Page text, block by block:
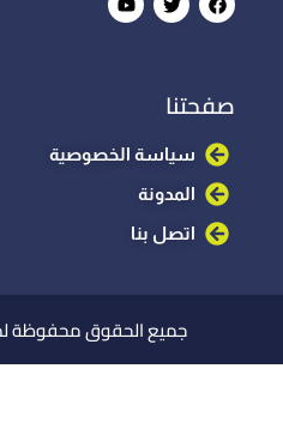
صفحتنا
سياسة الخصوصية
المدونة
اتصل بنا
جميع الحقوق محفوظة